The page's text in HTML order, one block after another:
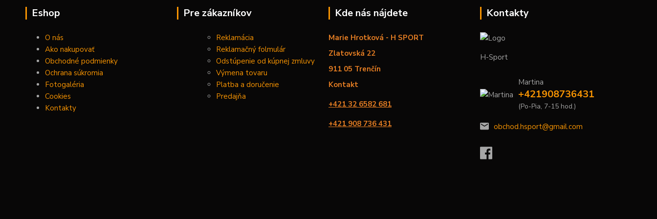
Eshop
O nás
Ako nakupovať
Obchodné podmienky
Ochrana súkromia
Fotogaléria
Cookies
Kontakty
Pre zákazníkov
Reklamácia
Reklamačný folmulár
Odstúpenie od kúpnej zmluvy
Výmena tovaru
Platba a doručenie
Predajňa
Kde nás nájdete
Marie Hrotková - H SPORT
Zlatovská 22
911 05 Trenčín
Kontakt
+421 32 6582 681
+421 908 736 431
Kontakty
H-Sport
Martina
+421908736431
(Po-Pia, 7-15 hod.)
obchod.hsport@gmail.com